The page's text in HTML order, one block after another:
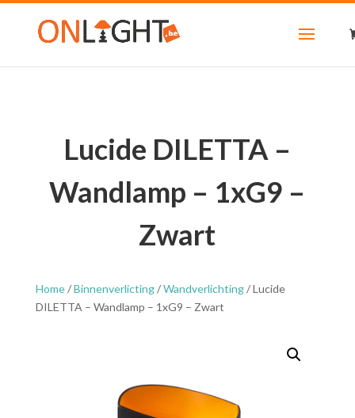
Lucide DILETTA –
Wandlamp – 1xG9 –
Zwart
Home/Binnenverlicting/Wandverlichting/ Lucide
DILETTA – Wandlamp – 1xG9 – Zwart